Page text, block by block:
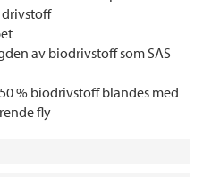
drivstoff
av biodrivstoff som SAS
% biodrivstoff blandes med
fly